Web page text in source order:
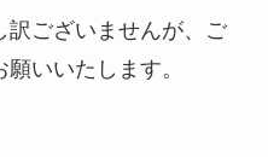
訳ございませんが、ご
いいたします。